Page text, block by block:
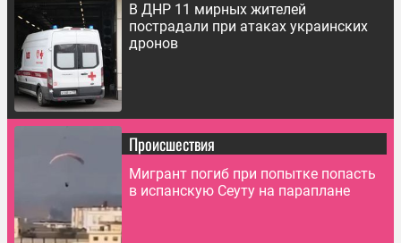
В ДНР 11 мирных жителей
пострадали при атаках украинских
дронов
Происшествия
Мигрант погиб при попытке попасть
в испанскую Сеуту на параплане